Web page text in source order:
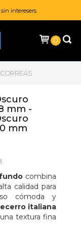
interesers.
0
CORREAS
mm -
mm
combina
calidad para
cómoda y
italiana
textura fina